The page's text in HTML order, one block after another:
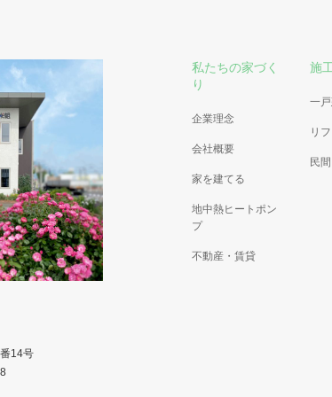
私たちの家づく
り
企業理念
会社概要
家を建てる
地中熱ヒートポン
プ
不動産・賃貸
施
一
リ
民
14号